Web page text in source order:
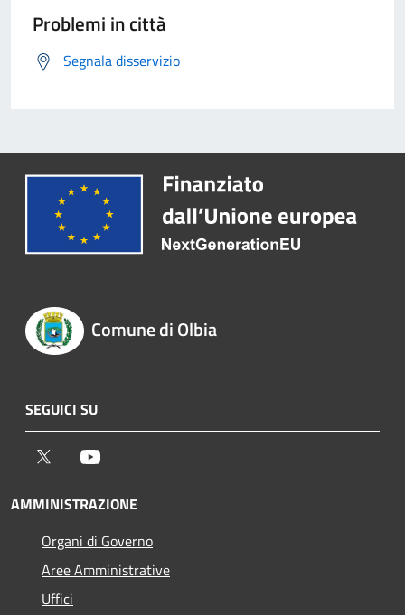
Problemi in città
Segnala disservizio
Comune di Olbia
SEGUICI SU
Twitter
AMMINISTRAZIONE
Organi di Governo
Aree Amministrative
Uffici